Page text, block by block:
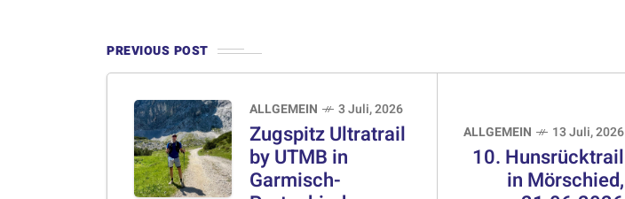
PREVIOUS POST
ALLGEMEIN 3 Juli, 2026
Zugspitz Ultratrail
by UTMB in
Garmisch-
ALLGEMEIN 13 Juli, 2026
10. Hunsrücktrail
in Mörschied,